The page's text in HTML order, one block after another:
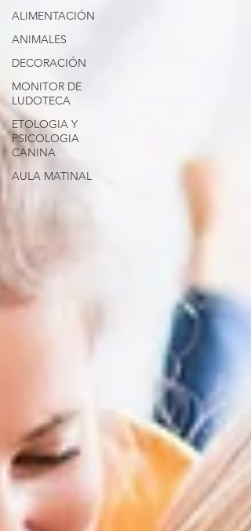
ALIMENTACIÓN
ANIMALES
DECORACIÓN
MONITOR DE
LUDOTECA
ETOLOGIA Y
PSICOLOGIA
CANINA
AULA MATINAL